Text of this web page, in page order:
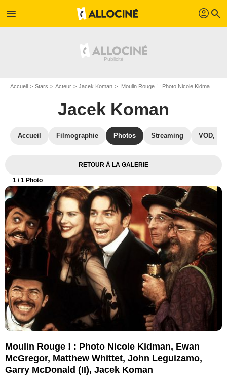
menu profil search
Accueil Stars Acteur Jacek Koman Moulin Rouge ! : Photo Nicole Kidman, Ewan McGregor, Matthew Whittet, John Leguizamo, Garry McDonald (II), Jacek Koman
Jacek Koman
Accueil Filmographie Photos Streaming VOD,
RETOUR À LA GALERIE
1 / 1 Photo
Moulin Rouge ! : Photo Nicole Kidman, Ewan
McGregor, Matthew Whittet, John Leguizamo,
Garry McDonald (II), Jacek Koman